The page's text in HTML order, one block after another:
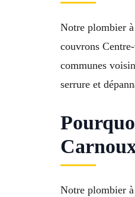
Notre plombier
couvrons
communes
serrure et
Notre plombier à